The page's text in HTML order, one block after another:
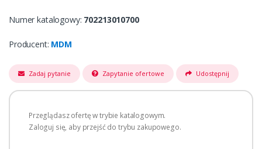
Numer katalogowy: 702213010700
Producent: MDM
Zadaj pytanie Zapytanie ofertowe Udostępnij
Przeglądasz ofertę w trybie katalogowym.
Zaloguj się, aby przejść do trybu zakupowego.